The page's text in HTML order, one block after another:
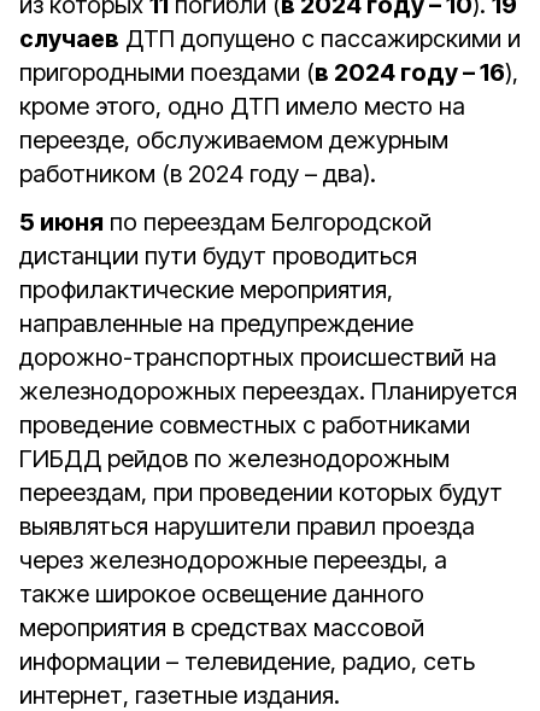
случаев ДТП допущено с пассажирскими и
пригородными поездами (в 2024 году – 16),
кроме этого, одно ДТП имело место на
переезде, обслуживаемом дежурным
работником (в 2024 году – два).
5 июня по переездам Белгородской
дистанции пути будут проводиться
профилактические мероприятия,
направленные на предупреждение
дорожно-транспортных происшествий на
железнодорожных переездах. Планируется
проведение совместных с работниками
ГИБДД рейдов по железнодорожным
переездам, при проведении которых будут
выявляться нарушители правил проезда
через железнодорожные переезды, а
также широкое освещение данного
мероприятия в средствах массовой
информации – телевидение, радио, сеть
интернет, газетные издания.